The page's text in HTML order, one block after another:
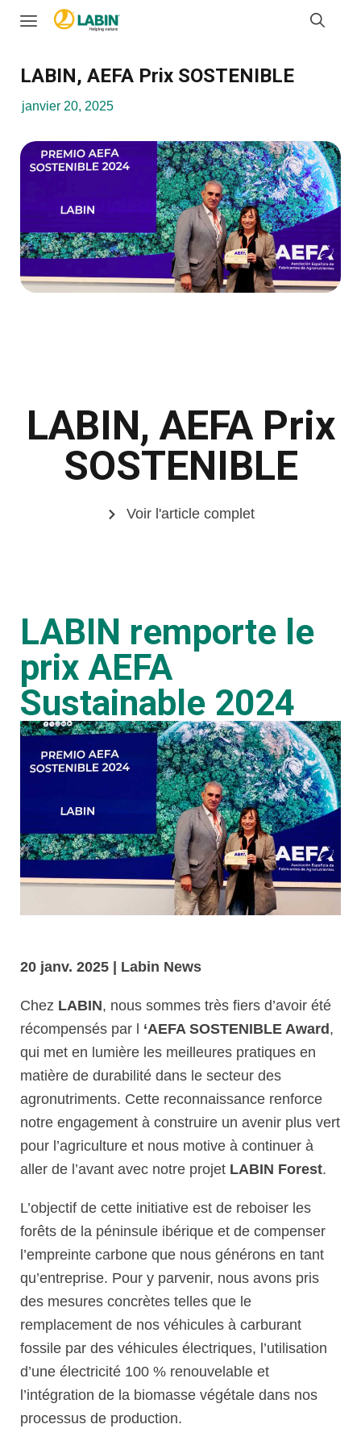
LABIN, AEFA Prix SOSTENIBLE
janvier 20, 2025
LABIN, AEFA Prix
SOSTENIBLE
Voir l'article complet
LABIN remporte le
prix AEFA
Sustainable 2024
20 janv. 2025 | Labin News
Chez LABIN, nous sommes très fiers d’avoir été
récompensés par l ‘AEFA SOSTENIBLE Award ,
qui met en lumière les meilleures pratiques en
matière de durabilité dans le secteur des
agronutriments. Cette reconnaissance renforce
notre engagement à construire un avenir plus vert
pour l’agriculture et nous motive à continuer à
aller de l’avant avec notre projet LABIN Forest.
L’objectif de cette initiative est de reboiser les
forêts de la péninsule ibérique et de compenser
l’empreinte carbone que nous générons en tant
qu’entreprise. Pour y parvenir, nous avons pris
des mesures concrètes telles que le
remplacement de nos véhicules à carburant
fossile par des véhicules électriques, l’utilisation
d’une électricité 100 % renouvelable et
l’intégration de la biomasse végétale dans nos
processus de production.